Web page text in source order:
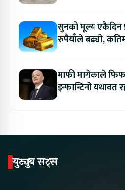
सुनको मूल्य एकैदिन
रुपैयाँले बढ्यो,
माफी मागेकाले
इन्फान्टिनो यथावत
युट्युब सट्स